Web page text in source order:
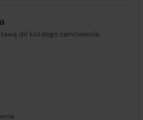
do każdego zamówienia.